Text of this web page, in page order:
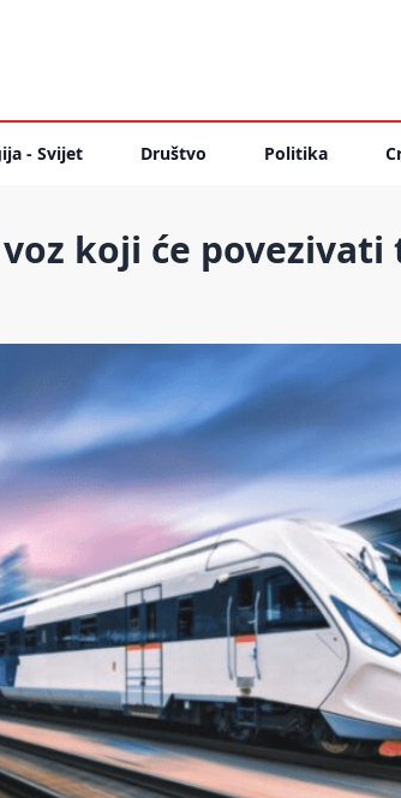
- Svijet Društvo Politika
koji će